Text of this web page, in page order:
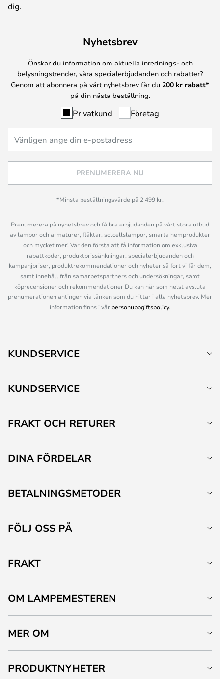
dig.
Nyhetsbrev
Önskar du information om aktuella inrednings- och
belysningstrender, våra specialerbjudanden och rabatter?
Genom att abonnera på vårt nyhetsbrev får du 200 kr rabatt*
på din nästa beställning.
Privatkund Företag
PRENUMERERA NU
*Minsta beställningsvärde på 2 499 kr.
Prenumerera på nyhetsbrev och få bra erbjudanden på vårt stora utbud
av lampor och armaturer, fläktar, solcellslampor, smarta hemprodukter
och mycket mer! Var den första att få information om exklusiva
rabattkoder, produktprissänkningar, specialerbjudanden och
kampanjpriser, produktrekommendationer och nyheter så fort vi får dem,
samt innehåll från samarbetspartners och undersökningar, samt
köprecensioner och rekommendationer Du kan när som helst avsluta
prenumerationen antingen via länken som du hittar i alla nyhetsbrev. Mer
information finns i vår personuppgiftspolicy.
KUNDSERVICE
KUNDSERVICE
FRAKT OCH RETURER
DINA FÖRDELAR
BETALNINGSMETODER
FÖLJ OSS PÅ
FRAKT
OM LAMPEMESTEREN
MER OM
PRODUKTNYHETER